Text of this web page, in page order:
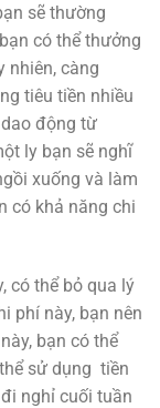
sẽ thường
có thể thưởng
nhiên, càng
tiêu tiền nhiều
động từ
ly bạn sẽ nghĩ
xuống và làm
có khả năng chi
có thể bỏ qua lý
phí này, bạn nên
bạn có thể
sử dụng tiền
nghỉ cuối tuần